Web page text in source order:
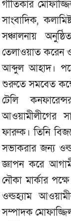
গীতিকার
সাংবাদিক,
সঞ্চালনায়
তেলাওয়াত করেন
আব্দুল আহাদ।
শুরুতে সমবেত
টেলি
আওয়ামীলীগের
ফারুক। তিনি
সভাকরার জন্য
জ্ঞাপন করে
নৌকা মার্কার
ওল্ডহ্যাম
সম্পাদক